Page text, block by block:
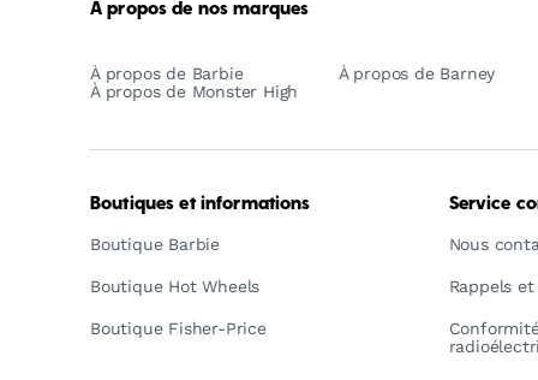
À propos de nos marques
À propos de Barbie À propos de Barney
À propos de Monster High
Boutiques et informations
Boutique Barbie
Boutique Hot Wheels
Boutique Fisher-Price
Service
Nous
Rappels